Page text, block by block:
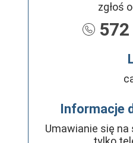
zgłoś
Informacje
Umawianie się na